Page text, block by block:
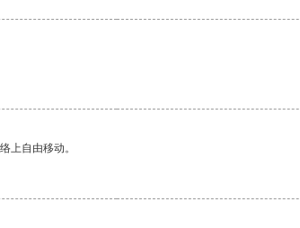
上自由移动。